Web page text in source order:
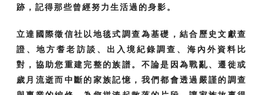
跡，記得那些曾經努力生活過的身影。
立達國際徵信社以地毯式調查為基礎，結合歷史文獻查
證、地方耆老訪談、出入境紀錄調查、海內外資料比
對，協助您重建完整的族譜。不論是因為戰亂、遷徙或
歲月流逝而中斷的家族記憶，我們都會透過嚴謹的調查